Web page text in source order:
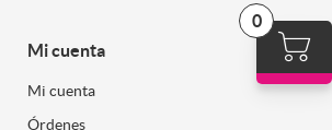
0
Mi cuenta
Mi cuenta
Órdenes